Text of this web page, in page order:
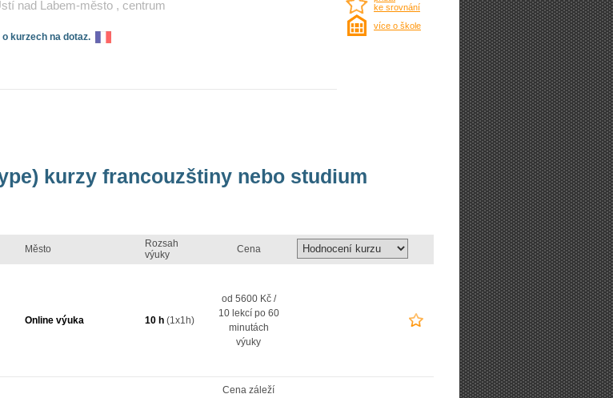
nad Labem-město , centrum
kurzech na dotaz.
ke srovnání
více o škole
kurzy francouzštiny nebo studium
Město
Rozsah
výuky
Cena
Online výuka 10 h (1x1h)
od 5600 Kč /
10 lekcí po 60
minutách
výuky
Cena záleží